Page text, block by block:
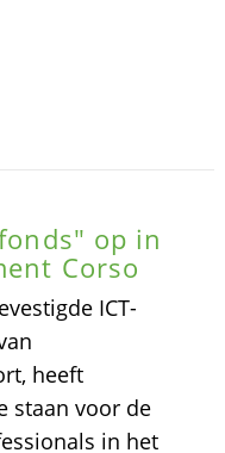
op in
Corso
ICT-
heeft
staan voor de
in het